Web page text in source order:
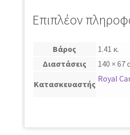
Επιπλέον
Βάρος
1.41 κ.
Διαστάσεις
140 × 67
Κατασκευαστής
Royal